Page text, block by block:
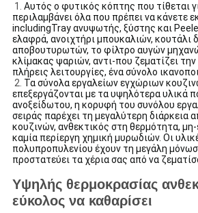
1. Αυτός ο φυτικός κόπτης που τίθεται
περιλαμβάνει όλα που πρέπει να κάνετε
includingTray ανυψωτής, ξύστης και
ελαφρά, ανοιχτήρι μπουκαλιών, κουτάλι
αποβουτυρωτών, το φίλτρο αυγών
κλίμακας ψαριών, αντι-που ζεματίζει
πλήρεις λειτουργίες, ένα σύνολο
2. Τα σύνολα εργαλείων εγχώριων
επεξεργάζονται με τα υψηλότερα υλικά
ανοξείδωτου, η κορυφή του συνόλου
σειράς παρέχει τη μεγαλύτερη διάρκεια
κουζινών, ανθεκτικός στη θερμότητα,
καμία περίεργη χημική μυρωδιών. Οι
πολυπροπυλενίου έχουν τη μεγάλη
προστατεύει τα χέρια σας από να
Υψηλής θερμοκρασίας
εύκολος να καθαρίσει